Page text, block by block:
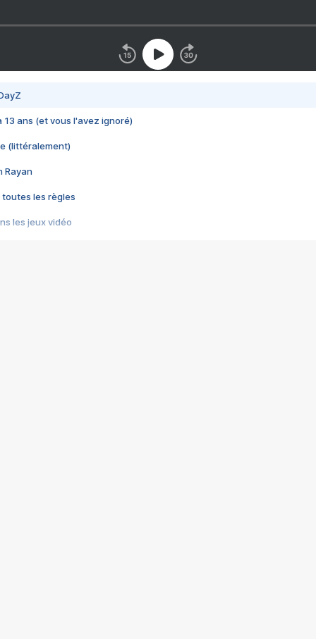
13 ans (et vous l'avez ignoré)
(littéralement)
Rayan
toutes les règles
les jeux vidéo